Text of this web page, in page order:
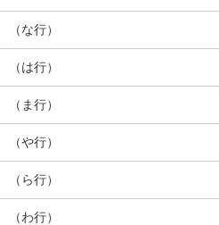
（な行）
（は行）
（ま行）
（や行）
（ら行）
（わ行）